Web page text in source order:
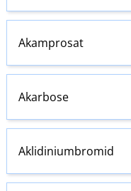
Akamprosat
Akarbose
Aklidiniumbromid